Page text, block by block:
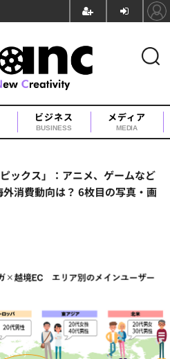
ビジネス
BUSINESS
メディア
MEDIA
ックス」：アニメ、ゲームなど
消費動向は？ 6枚目の写真・画